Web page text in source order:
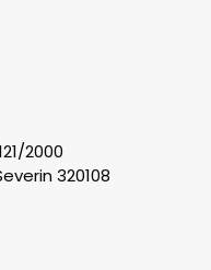
2000
320108